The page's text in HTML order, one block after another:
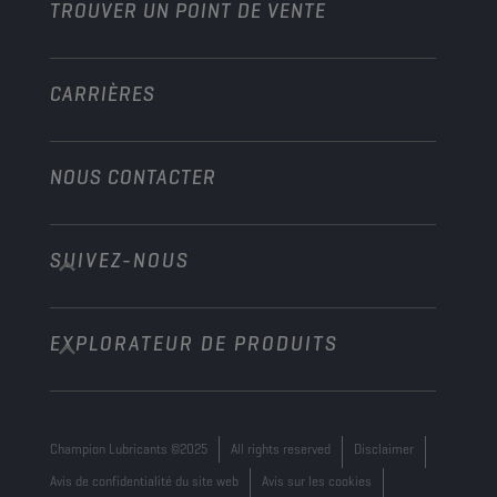
Marine
TROUVER UN POINT DE VENTE
CARRIÈRES
NOUS CONTACTER
info@championlubes.com
+32 3 870 00 20
Georges Gilliotstraat, 52 2620 Hemiksem
SUIVEZ-NOUS
EXPLORATEUR DE PRODUITS
Champion Lubricants ©2025 All rights reserved
Disclaimer
Avis de confidentialité du site web
Avis sur les cookies